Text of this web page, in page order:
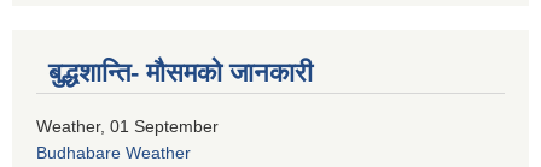
बुद्धशान्ति- मौसमको जानकारी
Weather, 01 September
Budhabare Weather